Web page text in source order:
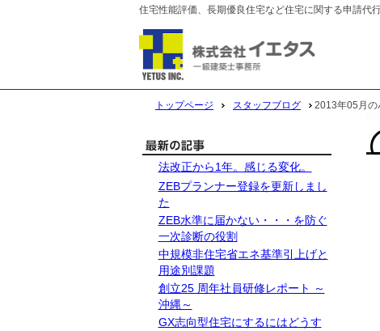
住宅性能評価、長期優良住宅など住宅に関する申請代
トップページ スタッフブログ 2013年05月の
法改正から1年。感じる変化。
ZEBプランナー登録を更新しまし
た
ZEB水準に届かない・・・を防ぐ
一次診断の役割
中規模非住宅省エネ基準引上げと
用途別課題
創立25 周年社員研修レポート ～
沖縄～
GX志向型住宅にするにはどうす